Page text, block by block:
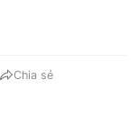
Chia sẻ